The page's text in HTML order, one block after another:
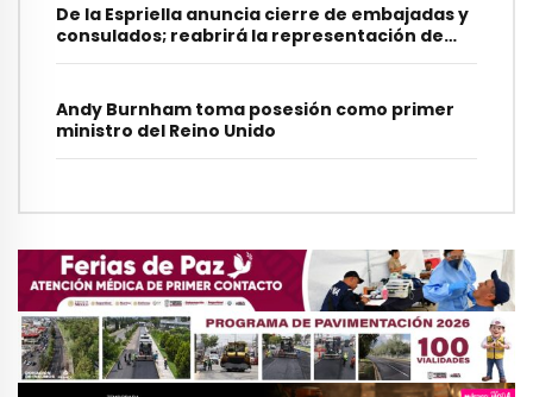
De la Espriella anuncia cierre de embajadas y
consulados; reabrirá la representación de
Andy Burnham toma posesión como primer
ministro del Reino Unido